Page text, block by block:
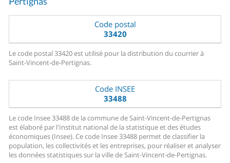
Code postal
33420
Le code postal 33420 est utilisé pour la distribution du courrier à
Saint-Vincent-de-Pertignas.
Code INSEE
33488
Le code Insee 33488 de la commune de Saint-Vincent-de-Pertignas
est élaboré par l'Institut national de la statistique et des études
économiques (Insee). Ce code Insee 33488 permet de classifier la
population, les collectivités et les entreprises, pour réaliser et analyser
les données statistiques sur la ville de Saint-Vincent-de-Pertignas.